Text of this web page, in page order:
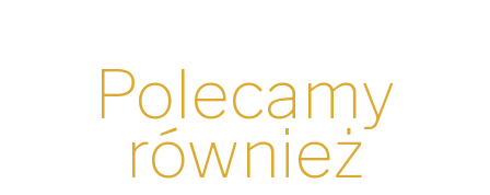
Polecamy
również